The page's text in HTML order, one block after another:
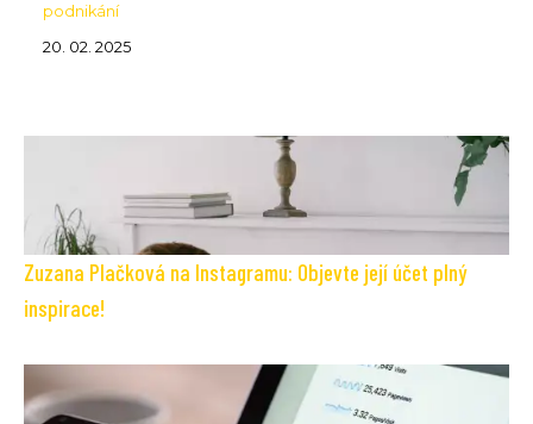
podnikání
20. 02. 2025
Zuzana Plačková na Instagramu: Objevte její účet plný
inspirace!